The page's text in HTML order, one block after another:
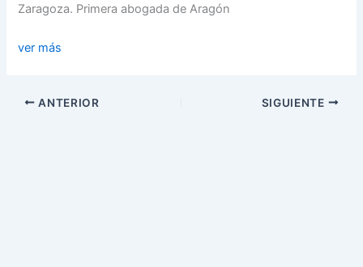
Zaragoza. Primera abogada de Aragón
ver más
ANTERIOR SIGUIENTE